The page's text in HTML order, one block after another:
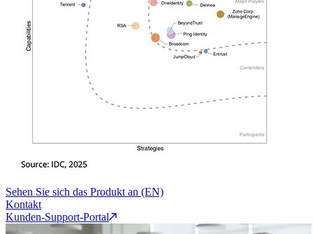
Sehen Sie sich das Produkt an (EN)
Kontakt
Kunden-Support-Portal